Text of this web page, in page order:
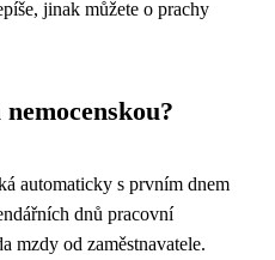
jinak můžete o prachy
automaticky s prvním dnem
dnů pracovní
mzdy od zaměstnavatele.